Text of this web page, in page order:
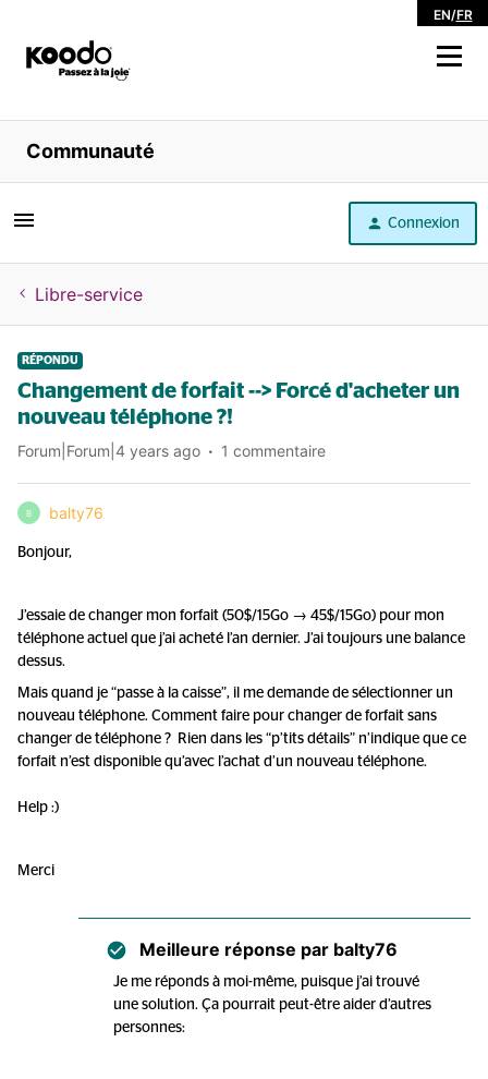
EN/FR
Magasiner
Libre service
Aide
Communauté
Connexion
Libre-service
RÉPONDU
Changement de forfait --> Forcé d'acheter un
nouveau téléphone ?!
Forum|Forum|4 years ago 1 commentaire
B balty76
Bonjour,
J’essaie de changer mon forfait (50$/15Go → 45$/15Go) pour mon
téléphone actuel que j’ai acheté l’an dernier. J’ai toujours une balance
dessus.
Mais quand je “passe à la caisse”, il me demande de sélectionner un
nouveau téléphone. Comment faire pour changer de forfait sans
changer de téléphone ? Rien dans les “p’tits détails” n’indique que ce
forfait n’est disponible qu’avec l’achat d’un nouveau téléphone.
Help :)
Merci
Meilleure réponse par balty76
Je me réponds à moi-même, puisque j’ai trouvé
une solution. Ça pourrait peut-être aider d’autres
personnes: